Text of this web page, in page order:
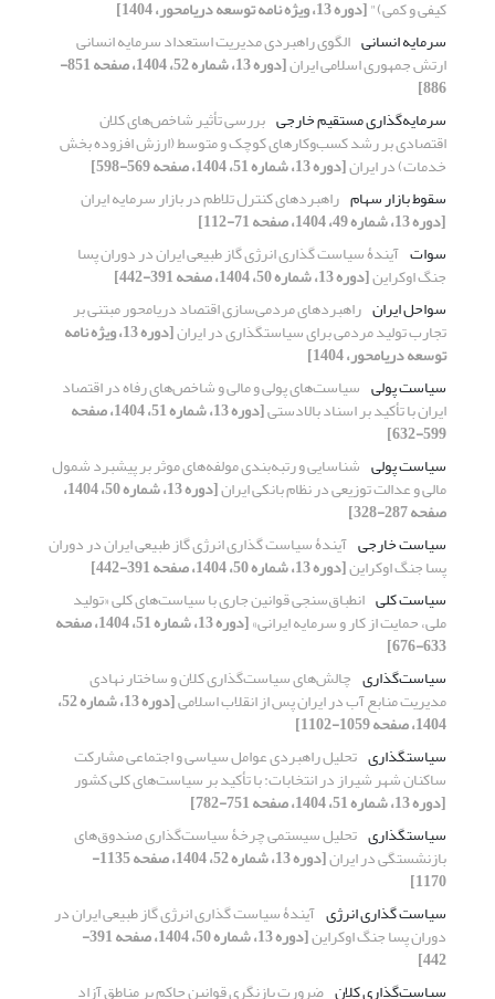
کیفی و کمی)"[دوره 13، ویژه نامه توسعه دریامحور، 1404]
سرمایه انسانی الگوی راهبردی مدیریت استعداد سرمایه انسانی
ارتش جمهوری اسلامی ایران [دوره 13، شماره 52، 1404، صفحه 851-
886]
سرمایه‌گذاری مستقیم خارجی بررسی تأثیر شاخص‌های کلان
اقتصادی بر رشد کسب‌وکارهای کوچک و متوسط (ارزش افزوده بخش
خدمات) در ایران[دوره 13، شماره 51، 1404، صفحه 569-598]
سقوط بازار سهام راهبردهای کنترل تلاطم در بازار سرمایه ایران
[دوره 13، شماره 49، 1404، صفحه 71-112]
سوات آیندۀ سیاست گذاری انرژی گاز طبیعی ایران در دوران پسا
جنگ اوکراین[دوره 13، شماره 50، 1404، صفحه 391-442]
سواحل ایران راهبردهای مردمی‌سازی اقتصاد دریامحور مبتنی بر
تجارب تولید مردمی برای سیاستگذاری در ایران [دوره 13، ویژه نامه
توسعه دریامحور، 1404]
سیاست پولی سیاست‌های پولی و مالی و شاخص‌های رفاه در اقتصاد
ایران با تأکید بر اسناد بالادستی [دوره 13، شماره 51، 1404، صفحه
599-632]
سیاست پولی شناسایی و رتبه‌بندی مولفه‌های موثر بر پیشبرد شمول
مالی و عدالت توزیعی در نظام بانکی ایران [دوره 13، شماره 50، 1404،
صفحه 287-328]
سیاست خارجی آیندۀ سیاست گذاری انرژی گاز طبیعی ایران در دوران
پسا جنگ اوکراین[دوره 13، شماره 50، 1404، صفحه 391-442]
سیاست کلی انطباق‌سنجی قوانین جاری با سیاست‌های کلی «تولید
ملی، حمایت از کار و سرمایه ایرانی» [دوره 13، شماره 51، 1404، صفحه
633-676]
سیاست‌گذاری چالش‌های سیاست‌گذاری کلان و ساختار نهادی
مدیریت منابع آب در ایران پس از انقلاب اسلامی [دوره 13، شماره 52،
1404، صفحه 1059-1102]
سیاستگذاری تحلیل راهبردی عوامل سیاسی و اجتماعی مشارکت
ساکنان شهر شیراز در انتخابات: با تأکید بر سیاست‌های کلی کشور
[دوره 13، شماره 51، 1404، صفحه 751-782]
سیاستگذاری تحلیل سیستمی چرخۀ سیاست‌گذاری صندوق‌های
بازنشستگی در ایران [دوره 13، شماره 52، 1404، صفحه 1135-
1170]
سیاست گذاری انرژی آیندۀ سیاست گذاری انرژی گاز طبیعی ایران در
دوران پسا جنگ اوکراین [دوره 13، شماره 50، 1404، صفحه 391-
442]
سیاست‌گذاری کلان ضرورت بازنگری قوانین حاکم بر مناطق آزاد